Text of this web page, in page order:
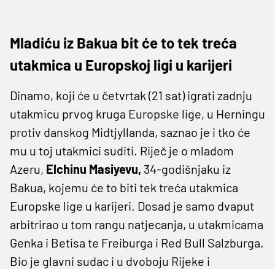
Mladiću iz Bakua bit će to tek treća
utakmica u Europskoj ligi u karijeri
Dinamo, koji će u četvrtak (21 sat) igrati zadnju
utakmicu prvog kruga Europske lige, u Herningu
protiv danskog Midtjyllanda, saznao je i tko će
mu u toj utakmici suditi. Riječ je o mladom
Azeru, Elchinu Masiyevu, 34-godišnjaku iz
Bakua, kojemu će to biti tek treća utakmica
Europske lige u karijeri. Dosad je samo dvaput
arbitrirao u tom rangu natjecanja, u utakmicama
Genka i Betisa te Freiburga i Red Bull Salzburga.
Bio je glavni sudac i u dvoboju Rijeke i